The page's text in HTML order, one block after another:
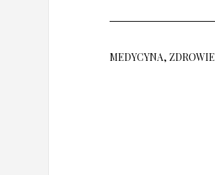
MEDYCYNA, ZDROWIE